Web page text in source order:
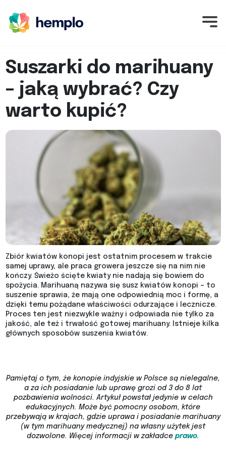
Suszarki do marihuany
– jaką wybrać? Czy
warto kupić?
Zbiór kwiatów konopi jest ostatnim procesem w trakcie
samej uprawy, ale praca growera jeszcze się na nim nie
kończy. Świeżo ścięte kwiaty nie nadają się bowiem do
spożycia. Marihuaną nazywa się susz kwiatów konopi – to
suszenie sprawia, że mają one odpowiednią moc i formę, a
dzięki temu pożądane właściwości odurzające i lecznicze.
Proces ten jest niezwykle ważny i odpowiada nie tylko za
jakość, ale też i trwałość gotowej marihuany. Istnieje kilka
głównych sposobów suszenia kwiatów.
Pamiętaj o tym, że konopie indyjskie w Polsce są nielegalne,
a za ich posiadanie lub uprawę grozi od 3 do 8 lat
pozbawienia wolności. Artykuł powstał jedynie w celach
edukacyjnych. Może być pomocny osobom, które
przebywają w krajach, gdzie uprawa i posiadanie marihuany
(w tym marihuany medycznej) na własny użytek jest
dozwolone. Więcej informacji w zakładce prawo.